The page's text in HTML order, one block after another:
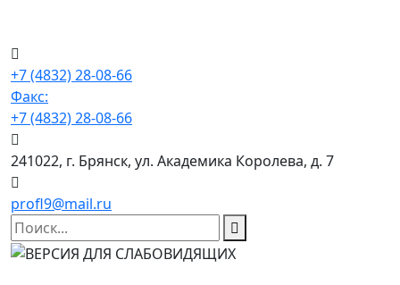
+7 (4832) 28-08-66
Факс:
+7 (4832) 28-08-66
241022, г. Брянск, ул. Академика Королева, д. 7
profl9@mail.ru